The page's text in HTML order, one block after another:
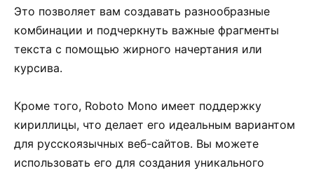
Это позволяет вам создавать разнообразные
комбинации и подчеркнуть важные фрагменты
текста с помощью жирного начертания или
курсива.
Кроме того, Roboto Mono имеет поддержку
кириллицы, что делает его идеальным вариантом
для русскоязычных веб-сайтов. Вы можете
использовать его для создания уникального